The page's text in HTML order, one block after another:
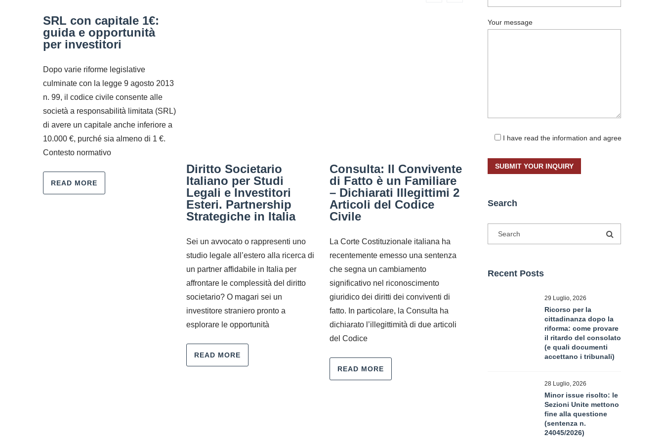
SRL con capitale 1€:
guida e opportunità
per investitori
Dopo varie riforme legislative
culminate con la legge 9 agosto 2013
n. 99, il codice civile consente alle
società a responsabilità limitata (SRL)
di avere un capitale anche inferiore a
10.000 €, purché sia almeno di 1 €.
Contesto normativo
READ MORE
Diritto Societario
Italiano per Studi
Legali e Investitori
Esteri. Partnership
Strategiche in Italia
Sei un avvocato o rappresenti uno
studio legale all’estero alla ricerca di
un partner affidabile in Italia per
affrontare le complessità del diritto
societario? O magari sei un
investitore straniero pronto a
esplorare le opportunità
READ MORE
Consulta: Il Convivente
di Fatto è un Familiare
– Dichiarati Illegittimi 2
Articoli del Codice
Civile
La Corte Costituzionale italiana ha
recentemente emesso una sentenza
che segna un cambiamento
significativo nel riconoscimento
giuridico dei diritti dei conviventi di
fatto. In particolare, la Consulta ha
dichiarato l’illegittimità di due articoli
del Codice
READ MORE
Your message
I have read the information and agree
Search
Recent Posts
29 Luglio, 2026
Ricorso per la
cittadinanza dopo la
riforma: come provare
il ritardo del consolato
(e quali documenti
accettano i tribunali)
28 Luglio, 2026
Minor issue risolto: le
Sezioni Unite mettono
fine alla questione
(sentenza n.
24045/2026)